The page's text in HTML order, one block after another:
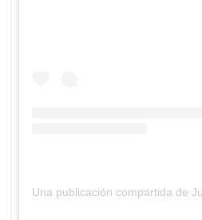
Una publicación compartida de